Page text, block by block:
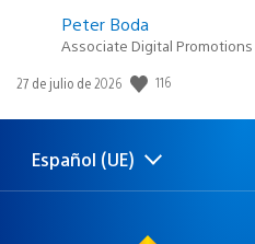
Peter Boda
Associate Digital
Fecha
publicación:
27 de julio de 2026 116
Selecciona
Región
Español (UE)